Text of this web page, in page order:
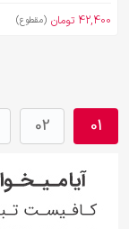
42,400 تومان (مقطوع)
01
02